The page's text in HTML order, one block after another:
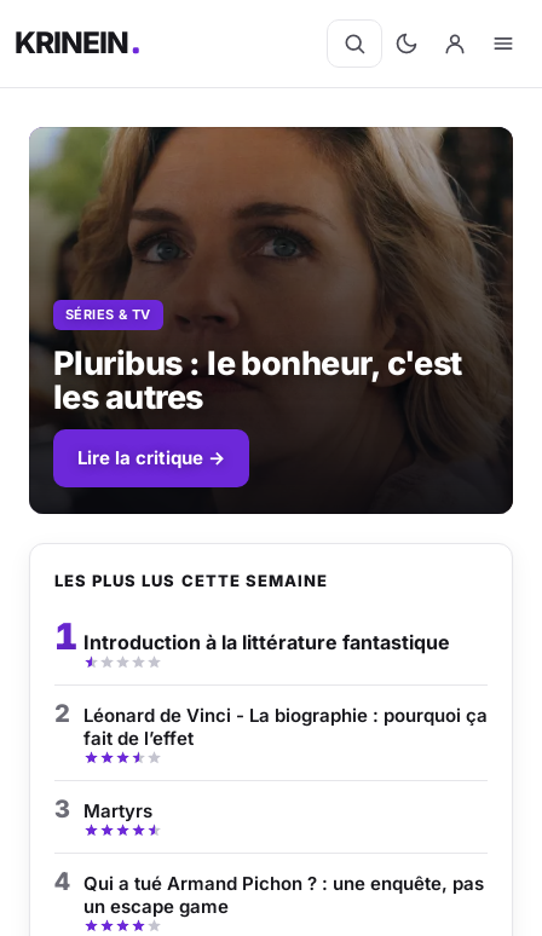
KRINEIN
SÉRIES & TV
Pluribus : le bonheur, c'est
les autres
Lire la critique →
LES PLUS LUS CETTE SEMAINE
1 Introduction à la littérature fantastique
2
Léonard de Vinci - La biographie : pourquoi ça
fait de l’effet
3 Martyrs
4 Qui a tué Armand Pichon ? : une enquête, pas
un escape game